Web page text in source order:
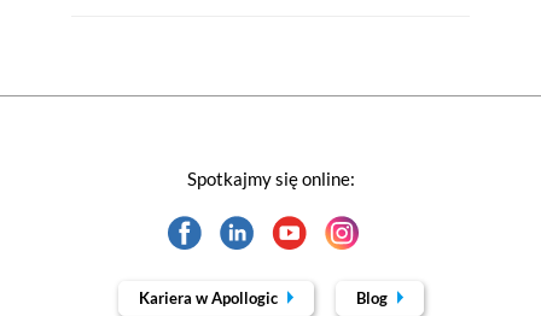
Spotkajmy się online:
Kariera w Apollogic Blog